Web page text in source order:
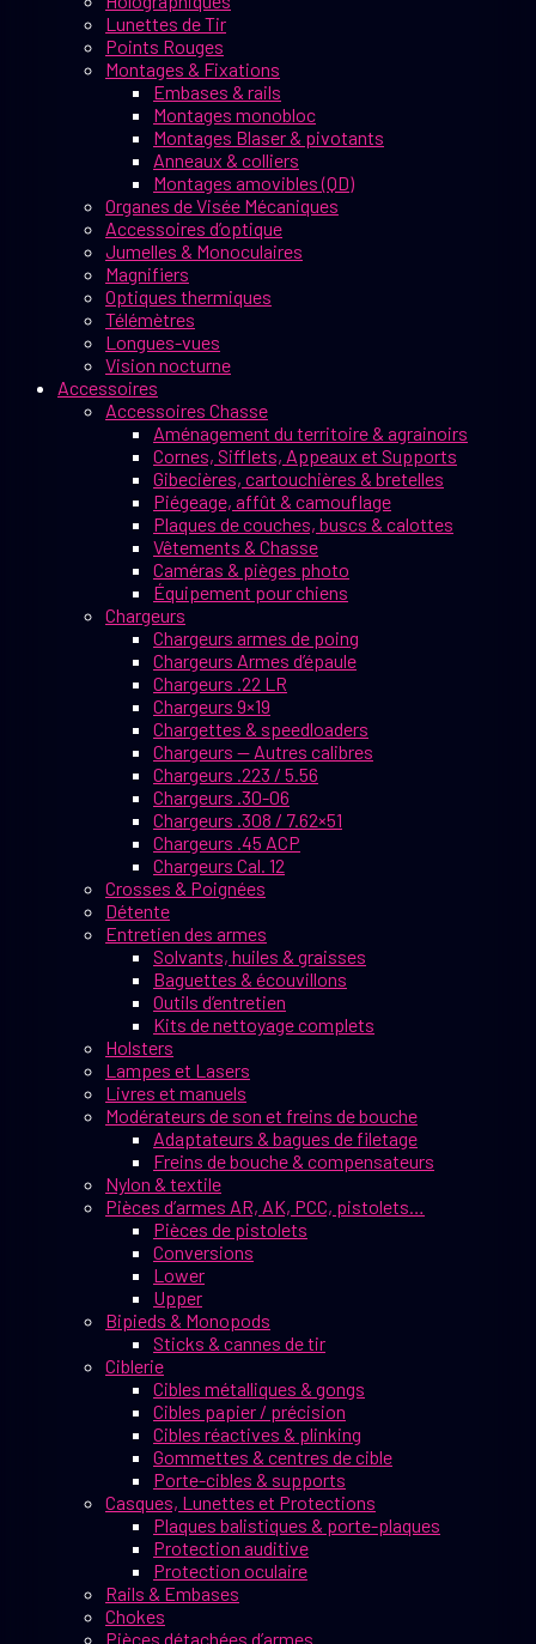
Lunettes de Tir
Points Rouges
Montages & Fixations
Embases & rails
Montages monobloc
Montages Blaser & pivotants
Anneaux & colliers
Montages amovibles (QD)
Organes de Visée Mécaniques
Accessoires d’optique
Jumelles & Monoculaires
Magnifiers
Optiques thermiques
Télémètres
Longues-vues
Vision nocturne
Accessoires
Accessoires Chasse
Aménagement du territoire & agrainoirs
Cornes, Sifflets, Appeaux et Supports
Gibecières, cartouchières & bretelles
Piégeage, affût & camouflage
Plaques de couches, buscs & calottes
Vêtements & Chasse
Caméras & pièges photo
Équipement pour chiens
Chargeurs
Chargeurs armes de poing
Chargeurs Armes d’épaule
Chargeurs .22 LR
Chargeurs 9×19
Chargettes & speedloaders
Chargeurs — Autres calibres
Chargeurs .223 / 5.56
Chargeurs .30-06
Chargeurs .308 / 7.62×51
Chargeurs .45 ACP
Chargeurs Cal. 12
Crosses & Poignées
Détente
Entretien des armes
Solvants, huiles & graisses
Baguettes & écouvillons
Outils d’entretien
Kits de nettoyage complets
Holsters
Lampes et Lasers
Livres et manuels
Modérateurs de son et freins de bouche
Adaptateurs & bagues de filetage
Freins de bouche & compensateurs
Nylon & textile
Pièces d’armes AR, AK, PCC, pistolets…
Pièces de pistolets
Conversions
Lower
Upper
Bipieds & Monopods
Sticks & cannes de tir
Ciblerie
Cibles métalliques & gongs
Cibles papier / précision
Cibles réactives & plinking
Gommettes & centres de cible
Porte-cibles & supports
Casques, Lunettes et Protections
Plaques balistiques & porte-plaques
Protection auditive
Protection oculaire
Rails & Embases
Chokes
Pièces détachées d’armes